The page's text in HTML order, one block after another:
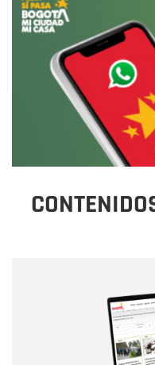
Correo